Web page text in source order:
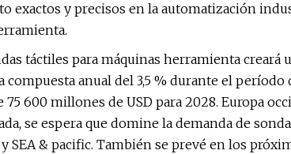
exactos y precisos en la automatización
táctiles para máquinas herramienta creará
anual del 3,5 % durante el período
600 millones de USD para 2028. Europa
se espera que domine la demanda de
SEA & pacific. También se prevé en los